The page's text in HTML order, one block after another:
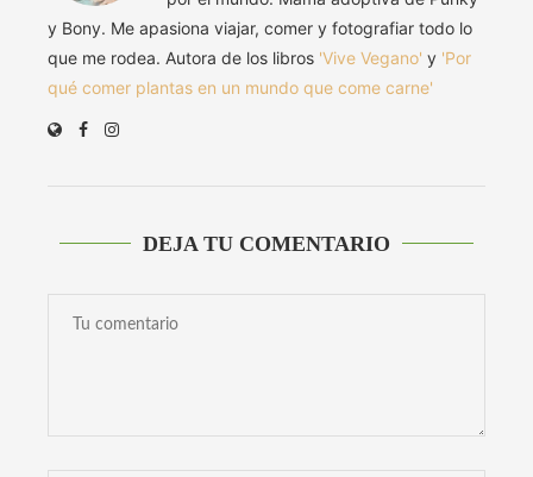
y Bony. Me apasiona viajar, comer y fotografiar todo lo
que me rodea. Autora de los libros 'Vive Vegano' y 'Por
qué comer plantas en un mundo que come carne'
DEJA TU COMENTARIO